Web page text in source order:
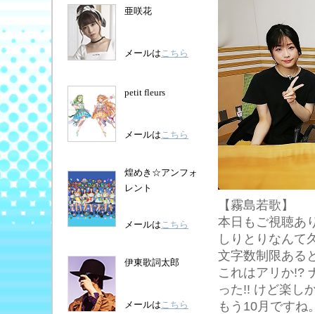
亜咲花
メールはこちら
petit fleurs
メールはこちら
煌めき☆アンフォ
レント
メールはこちら
伊東歌詞太郎
メールはこちら
【霧島若歌】
本日もご視聴あ
しりとりなんて
文字数制限ある
これはアリか!?
った!! けど楽し
もう10月ですね